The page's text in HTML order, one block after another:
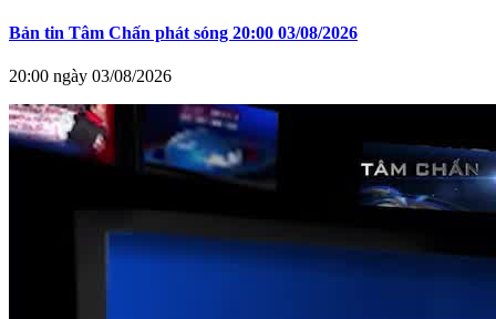
Bản tin Tâm Chấn phát sóng 20:00 03/08/2026
20:00 ngày 03/08/2026